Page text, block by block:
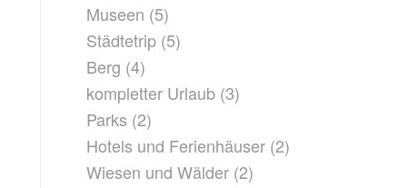
Museen (5)
Städtetrip (5)
Berg (4)
kompletter Urlaub (3)
Parks (2)
Hotels und Ferienhäuser (2)
Wiesen und Wälder (2)